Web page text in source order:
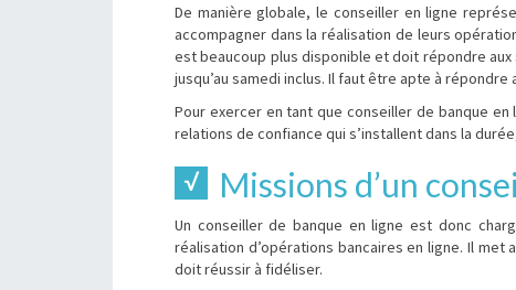
De manière globale, le conseiller en ligne
accompagner dans la réalisation de leurs
est beaucoup plus disponible et doit répondre
jusqu’au samedi inclus. Il faut être apte à
Pour exercer en tant que conseiller de banque
relations de confiance qui s’installent dans la
Missions d’un
Un conseiller de banque en ligne est donc
réalisation d’opérations bancaires en ligne. Il
doit réussir à fidéliser.